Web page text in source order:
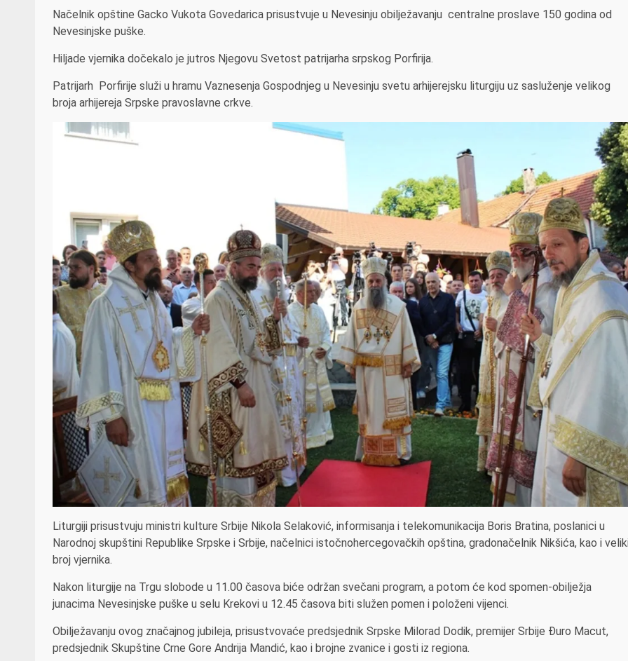
Načelnik opštine Gacko Vukota Govedarica prisustvuje u Nevesinju obilježavanju centralne proslave 150 godina od
Nevesinjske puške.
Hiljade vjernika dočekalo je jutros Njegovu Svetost patrijarha srpskog Porfirija.
Patrijarh Porfirije služi u hramu Vaznesenja Gospodnjeg u Nevesinju svetu arhijerejsku liturgiju uz sasluženje velikog
broja arhijereja Srpske pravoslavne crkve.
Liturgiji prisustvuju ministri kulture Srbije Nikola Selaković, informisanja i telekomunikacija Boris Bratina, poslanici u
Narodnoj skupštini Republike Srpske i Srbije, načelnici istočnohercegovačkih opština, gradonačelnik Nikšića, kao i
broj vjernika.
Nakon liturgije na Trgu slobode u 11.00 časova biće održan svečani program, a potom će kod spomen-obilježja
junacima Nevesinjske puške u selu Krekovi u 12.45 časova biti služen pomen i položeni vijenci.
Obilježavanju ovog značajnog jubileja, prisustvovaće predsjednik Srpske Milorad Dodik, premijer Srbije Đuro Macut,
predsjednik Skupštine Crne Gore Andrija Mandić, kao i brojne zvanice i gosti iz regiona.